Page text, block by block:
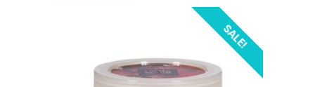
SALE!